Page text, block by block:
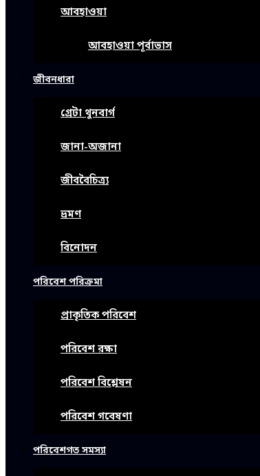
আবহাওয়া
আবহাওয়া পূর্বাভাস
জীবনধারা
গ্রেটা থুনবার্গ
জানা-অজানা
জীববৈচিত্র্য
ভ্রমণ
বিনোদন
পরিবেশ পরিক্রমা
প্রাকৃতিক পরিবেশ
পরিবেশ রক্ষা
পরিবেশ বিশ্লেষন
পরিবেশ গবেষণা
পরিবেশগত সমস্যা